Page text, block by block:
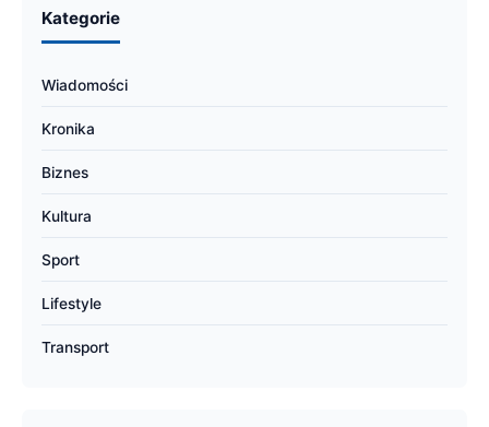
Kategorie
Wiadomości
Kronika
Biznes
Kultura
Sport
Lifestyle
Transport